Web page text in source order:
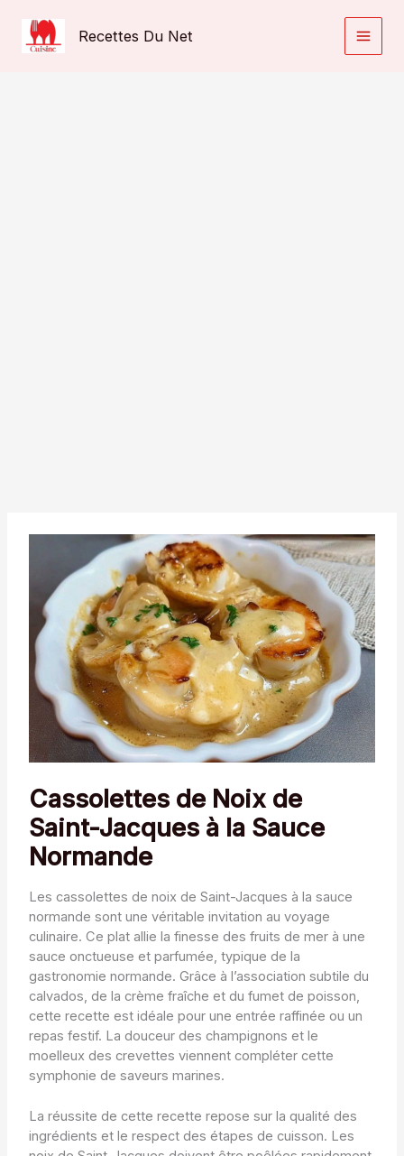
contenu
Recettes Du Net
Cassolettes de Noix de
Saint-Jacques à la Sauce
Normande
Les cassolettes de noix de Saint-Jacques à la sauce
normande sont une véritable invitation au voyage
culinaire. Ce plat allie la finesse des fruits de mer à une
sauce onctueuse et parfumée, typique de la
gastronomie normande. Grâce à l’association subtile du
calvados, de la crème fraîche et du fumet de poisson,
cette recette est idéale pour une entrée raffinée ou un
repas festif. La douceur des champignons et le
moelleux des crevettes viennent compléter cette
symphonie de saveurs marines.
La réussite de cette recette repose sur la qualité des
ingrédients et le respect des étapes de cuisson. Les